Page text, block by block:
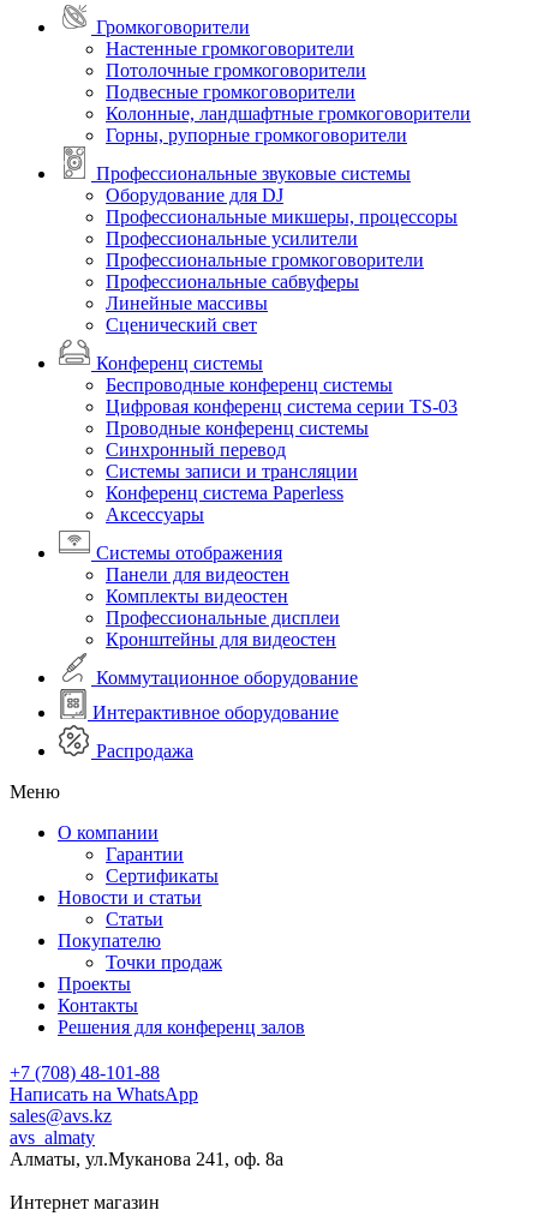
Громкоговорители
Настенные громкоговорители
Потолочные громкоговорители
Подвесные громкоговорители
Колонные, ландшафтные громкоговорители
Горны, рупорные громкоговорители
Профессиональные звуковые системы
Оборудование для DJ
Профессиональные микшеры, процессоры
Профессиональные усилители
Профессиональные громкоговорители
Профессиональные сабвуферы
Линейные массивы
Сценический свет
Конференц системы
Беспроводные конференц системы
Цифровая конференц система серии TS-03
Проводные конференц системы
Синхронный перевод
Системы записи и трансляции
Конференц система Paperless
Аксессуары
Системы отображения
Панели для видеостен
Комплекты видеостен
Профессиональные дисплеи
Кронштейны для видеостен
Коммутационное оборудование
Интерактивное оборудование
Распродажа
Меню
О компании
Гарантии
Сертификаты
Новости и статьи
Статьи
Покупателю
Точки продаж
Проекты
Контакты
Решения для конференц залов
+7 (708) 48-101-88
Написать на WhatsApp
sales@avs.kz
avs_almaty
Алматы, ул.Муканова 241, оф. 8а
Интернет магазин